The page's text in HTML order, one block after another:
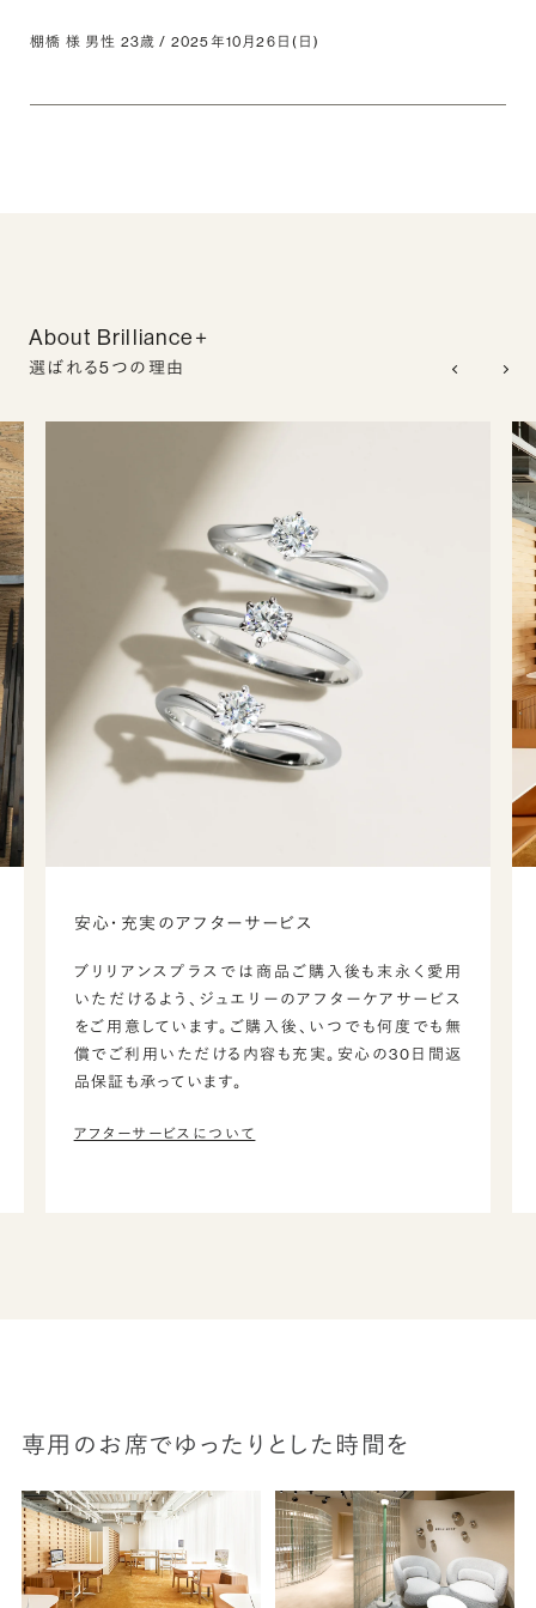
棚橋 様 男性 23歳 / 2025年10月26日(日)
About Brilliance+
選ばれる5つの理由
安心・充実のアフターサービス
ブリリアンスプラスでは商品ご購入後も末永く愛用
いただけるよう、ジュエリーのアフターケアサービス
をご用意しています。ご購入後、いつでも何度でも無
償でご利用いただける内容も充実。安心の30日間返
品保証も承っています。
アフターサービスについて
専用のお席でゆったりとした時間を